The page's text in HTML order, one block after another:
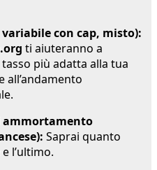
con cap, misto):
ti aiuteranno a
più adatta alla tua
all’andamento
ammortamento
Saprai quanto
l’ultimo.